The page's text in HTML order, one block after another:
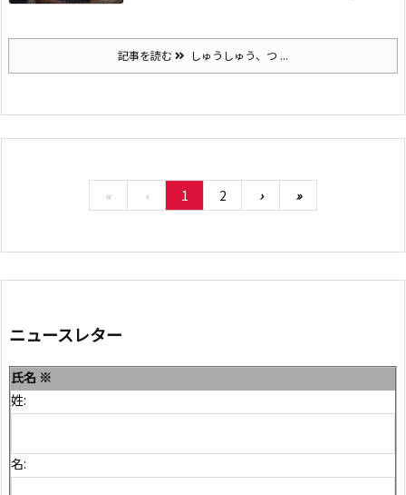
記事を読む しゅうしゅう、つ ...
« ‹ 1 2 › »
ニュースレター
氏名 ※
姓:
名: